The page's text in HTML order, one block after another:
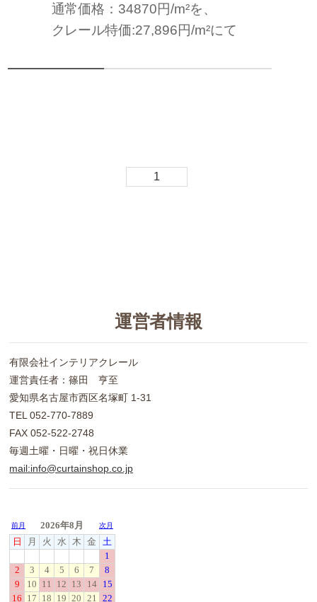
通常価格：34870円/m²を、
クレール特価:27,896円/m²にて
1
運営者情報
有限会社インテリアクレール
運営責任者：篠田 亨至
愛知県名古屋市西区名塚町 1-31
TEL 052-770-7889
FAX 052-522-2748
毎週土曜・日曜・祝日休業
mail:info@curtainshop.co.jp